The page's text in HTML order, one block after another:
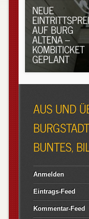
NEUE
AUF BURG
ALTENA –
KOMBITICKET
GEPLANT
AUS UND
BUNTES,
Anmelden
Eintrags-Feed
Kommentar-Feed